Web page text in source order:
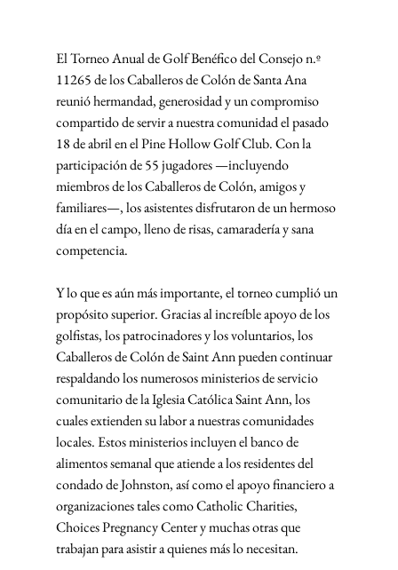
El Torneo Anual de Golf Benéfico del Consejo n.º
11265 de los Caballeros de Colón de Santa Ana
reunió hermandad, generosidad y un compromiso
compartido de servir a nuestra comunidad el pasado
18 de abril en el Pine Hollow Golf Club. Con la
participación de 55 jugadores —incluyendo
miembros de los Caballeros de Colón, amigos y
familiares—, los asistentes disfrutaron de un hermoso
día en el campo, lleno de risas, camaradería y sana
competencia.
Y lo que es aún más importante, el torneo cumplió un
propósito superior. Gracias al increíble apoyo de los
golfistas, los patrocinadores y los voluntarios, los
Caballeros de Colón de Saint Ann pueden continuar
respaldando los numerosos ministerios de servicio
comunitario de la Iglesia Católica Saint Ann, los
cuales extienden su labor a nuestras comunidades
locales. Estos ministerios incluyen el banco de
alimentos semanal que atiende a los residentes del
condado de Johnston, así como el apoyo financiero a
organizaciones tales como Catholic Charities,
Choices Pregnancy Center y muchas otras que
trabajan para asistir a quienes más lo necesitan.